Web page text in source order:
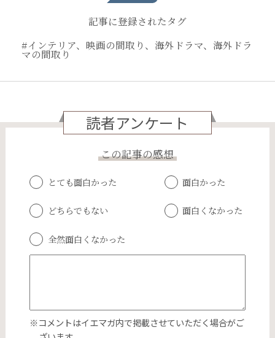
記事に登録されたタグ
#インテリア、映画の間取り、海外ドラマ、海外ドラ
マの間取り
読者アンケート
この記事の感想
とても面白かった 面白かった
どちらでもない 面白くなかった
全然面白くなかった
※コメントはイエマガ内で掲載させていただく場合がご